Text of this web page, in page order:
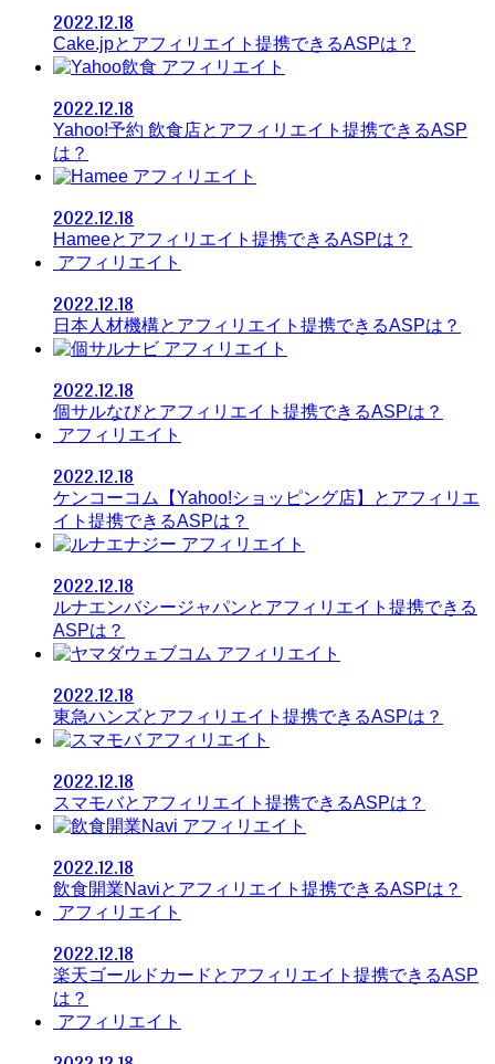
2022.12.18
Cake.jpとアフィリエイト提携できるASPは？
アフィリエイト
2022.12.18
Yahoo!予約 飲食店とアフィリエイト提携できるASP
は？
アフィリエイト
2022.12.18
Hameeとアフィリエイト提携できるASPは？
アフィリエイト
2022.12.18
日本人材機構とアフィリエイト提携できるASPは？
アフィリエイト
2022.12.18
個サルなびとアフィリエイト提携できるASPは？
アフィリエイト
2022.12.18
ケンコーコム【Yahoo!ショッピング店】とアフィリエ
イト提携できるASPは？
アフィリエイト
2022.12.18
ルナエンバシージャパンとアフィリエイト提携できる
ASPは？
アフィリエイト
2022.12.18
東急ハンズとアフィリエイト提携できるASPは？
アフィリエイト
2022.12.18
スマモバとアフィリエイト提携できるASPは？
アフィリエイト
2022.12.18
飲食開業Naviとアフィリエイト提携できるASPは？
アフィリエイト
2022.12.18
楽天ゴールドカードとアフィリエイト提携できるASP
は？
アフィリエイト